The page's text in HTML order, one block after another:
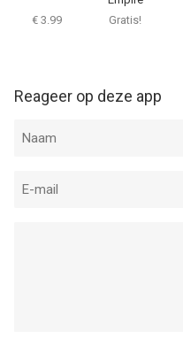
Informatie voor Time
€ 3.99
Gratis!
Reageer op deze app